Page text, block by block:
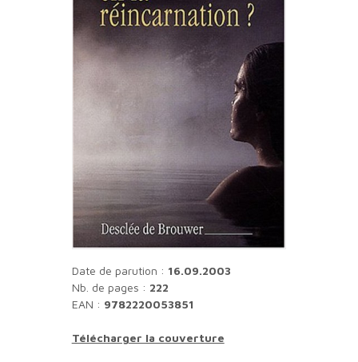
Date de parution : 16.09.2003
Nb. de pages : 222
EAN : 9782220053851
Télécharger la couverture